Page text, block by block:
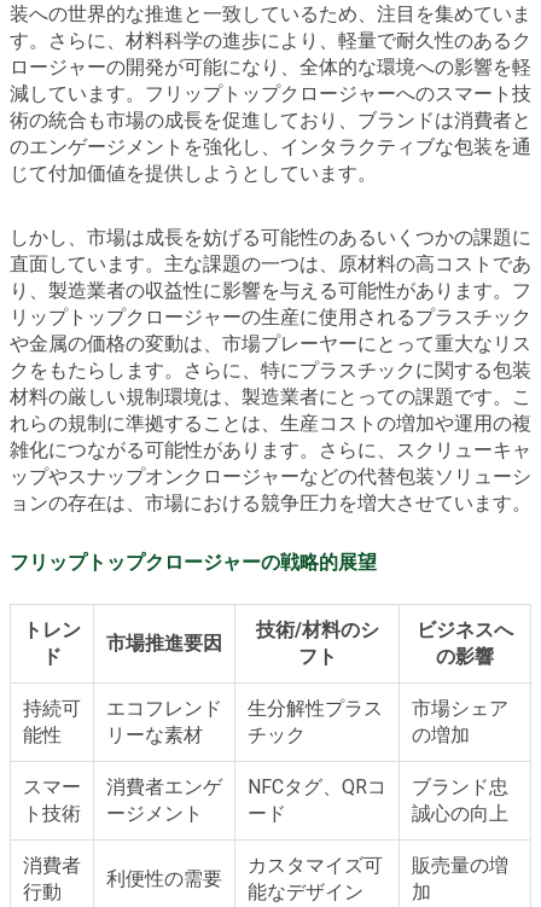
装への世界的な推進と一致しているため、注目を集めていま
す。さらに、材料科学の進歩により、軽量で耐久性のあるク
ロージャーの開発が可能になり、全体的な環境への影響を軽
減しています。フリップトップクロージャーへのスマート技
術の統合も市場の成長を促進しており、ブランドは消費者と
のエンゲージメントを強化し、インタラクティブな包装を通
じて付加価値を提供しようとしています。
しかし、市場は成長を妨げる可能性のあるいくつかの課題に
直面しています。主な課題の一つは、原材料の高コストであ
り、製造業者の収益性に影響を与える可能性があります。フ
リップトップクロージャーの生産に使用されるプラスチック
や金属の価格の変動は、市場プレーヤーにとって重大なリス
クをもたらします。さらに、特にプラスチックに関する包装
材料の厳しい規制環境は、製造業者にとっての課題です。こ
れらの規制に準拠することは、生産コストの増加や運用の複
雑化につながる可能性があります。さらに、スクリューキャ
ップやスナップオンクロージャーなどの代替包装ソリューシ
ョンの存在は、市場における競争圧力を増大させています。
フリップトップクロージャーの戦略的展望
トレン
ド
市場推進要因
技術/材料のシ
フト
ビジネスへ
の影響
持続可
能性
エコフレンド
リーな素材
生分解性プラス
チック
市場シェア
の増加
スマー
ト技術
消費者エンゲ
ージメント
NFCタグ、QRコ
ード
ブランド忠
誠心の向上
消費者
行動
利便性の需要
カスタマイズ可
能なデザイン
販売量の増
加